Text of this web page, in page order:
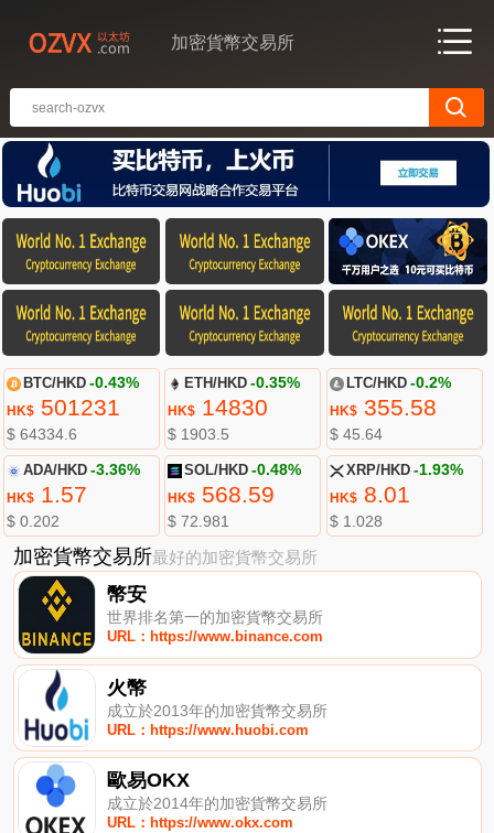
加密貨幣交易所
BTC/HKD -0.43%
HK$501231
$ 64334.6
ETH/HKD -0.35%
HK$ 14830
$ 1903.5
LTC/HKD -0.2%
HK$355.58
$ 45.64
ADA/HKD -3.36%
HK$1.57
$ 0.202
SOL/HKD -0.48%
HK$ 568.59
$ 72.981
XRP/HKD -1.93%
HK$8.01
$ 1.028
加密貨幣交易所最好的加密貨幣交易所
幣安
世界排名第一的加密貨幣交易所
URL：https://www.binance.com
火幣
成立於2013年的加密貨幣交易所
URL：https://www.huobi.com
歐易OKX
成立於2014年的加密貨幣交易所
URL：https://www.okx.com